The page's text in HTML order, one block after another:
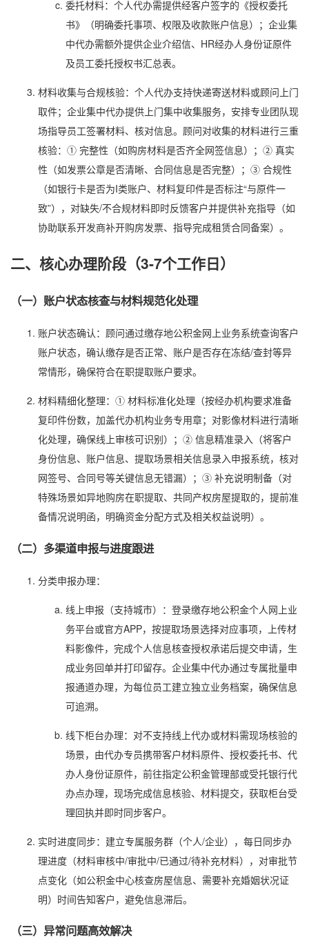
委托材料：个人代办需提供经客户签字的《授权委托
书》（明确委托事项、权限及收款账户信息）；企业集
中代办需额外提供企业介绍信、HR经办人身份证原件
及员工委托授权书汇总表。
材料收集与合规核验：个人代办支持快递寄送材料或顾问上门
取件；企业集中代办提供上门集中收集服务，安排专业团队现
场指导员工签署材料、核对信息。顾问对收集的材料进行三重
核验：① 完整性（如购房材料是否齐全网签信息）；② 真实
性（如发票公章是否清晰、合同信息是否完整）；③ 合规性
（如银行卡是否为I类账户、材料复印件是否标注“与原件一
致”），对缺失/不合规材料即时反馈客户并提供补充指导（如
协助联系开发商补开购房发票、指导完成租赁合同备案）。
二、核心办理阶段（3-7个工作日）
（一）账户状态核查与材料规范化处理
账户状态确认：顾问通过缴存地公积金网上业务系统查询客户
账户状态，确认缴存是否正常、账户是否存在冻结/查封等异
常情形，确保符合在职提取账户要求。
材料精细化整理：① 材料标准化处理（按经办机构要求准备
复印件份数，加盖代办机构业务专用章；对影像材料进行清晰
化处理，确保线上审核可识别）；② 信息精准录入（将客户
身份信息、账户信息、提取场景相关信息录入申报系统，核对
网签号、合同号等关键信息无错漏）；③ 补充说明制备（对
特殊场景如异地购房在职提取、共同产权房屋提取的，提前准
备情况说明函，明确资金分配方式及相关权益说明）。
（二）多渠道申报与进度跟进
分类申报办理：
线上申报（支持城市）：登录缴存地公积金个人网上业
务平台或官方APP，按提取场景选择对应事项，上传材
料影像件，完成个人信息核查授权承诺后提交申请，生
成业务回单并打印留存。企业集中代办通过专属批量申
报通道办理，为每位员工建立独立业务档案，确保信息
可追溯。
线下柜台办理：对不支持线上代办或材料需现场核验的
场景，由代办专员携带客户材料原件、授权委托书、代
办人身份证原件，前往指定公积金管理部或受托银行代
办点办理，现场完成信息核验、材料提交，获取柜台受
理回执并即时同步客户。
实时进度同步：建立专属服务群（个人/企业），每日同步办
理进度（材料审核中/审批中/已通过/待补充材料），对审批节
点变化（如公积金中心核查房屋信息、需要补充婚姻状况证
明）时间告知客户，避免信息滞后。
（三）异常问题高效解决